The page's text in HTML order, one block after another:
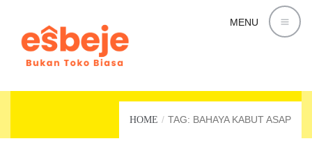
MENU
HOME TAG: BAHAYA KABUT ASAP